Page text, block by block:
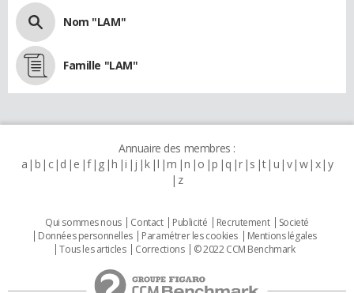
Nom "LAM"
Famille "LAM"
Annuaire des membres :
a b c d e f g h i j k l m n o p q r s t u v w x y
z
Qui sommes nous Contact Publicité Recrutement
Societé
Données personnelles
Paramétrer les cookies
Mentions légales
Tous les articles
Corrections © 2022 CCM Benchmark